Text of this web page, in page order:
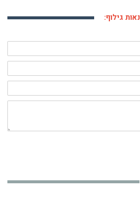
גילוף: